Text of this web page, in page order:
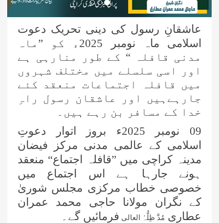
عاشقانِ رسول کی دینی تحریک دعوت
اسلامی ماہ نومبر 2025ء کو ”ماہ
مدنی قافلہ “ کے طور منارہی ہے
اور اسی سلسلے میں مختلف شہروں
میں قافلہ اجتماعات منعقد کئے
جارہےہیں اور عاشقان رسول راہِ
خدا کے مسافر بن رہے ہیں۔
09 نومبر 2025ء بروز اتوار
دعوتِ
اسلامی کے عالمی مدنی مرکز فیضان
مدینہ کراچی میں ”قافلہ اجتماع“ منعقد
ہونے جارہا ہے اس اجتماع میں
خصوصی خطاب مرکزی مجلس شوریٰ
کے نگران مولانا حاجی محمد عمران
عطاری مُدَّ ظِلُّہُ العالی فرمائیں گے۔
اسلام آباد میں معروف شخصیات کے
لیے سیکھنے سکھانے کے حلقے کا انعقاد
کراچی میں ایگریکلچر اینڈ لائیو اسٹاک
سے وابستہ عاشقانِ رسول کا سنتوں
بھرا اجتماع